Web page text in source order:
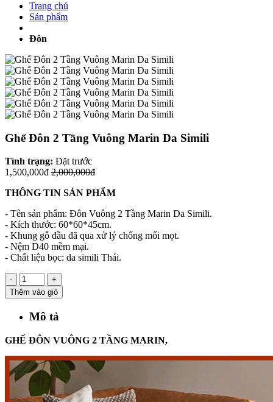
Trang chủ
Sản phẩm
Đôn
Ghế Đôn 2 Tầng Vuông Marin Da Simili
Tình trạng: Đặt trước
1,500,000đ 2,000,000đ
THÔNG TIN SẢN PHẨM
- Tên sản phẩm: Đôn Vuông 2 Tầng Marin Da Simili.
- Kích thước: 60*60*45cm.
- Khung gỗ dầu đã qua xử lý chống mối mọt.
- Nệm D40 mềm mại.
- Chất liệu bọc: da simili Thái.
-
+
Thêm vào giỏ
Mô tả
GHẾ ĐÔN VUÔNG 2 TẦNG MARIN,